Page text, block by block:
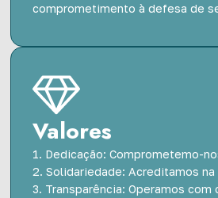
comprometimento à defesa de
Valores
1. Dedicação: Comprometemo-
2. Solidariedade: Acreditamos
3. Transparência: Operamos